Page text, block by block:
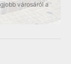
városáról a